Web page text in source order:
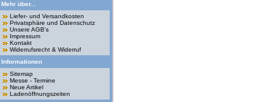
Mehr über...
Liefer- und Versandkosten
Privatsphäre und Datenschutz
Unsere AGB's
Impressum
Kontakt
Widerrufsrecht & Widerruf
Informationen
Sitemap
Messe - Termine
Neue Artikel
Ladenöffnungszeiten